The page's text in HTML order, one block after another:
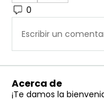
0
Escribir un
Acerca de
¡Te damos la